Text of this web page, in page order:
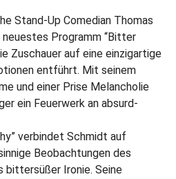
Stand-Up Comedian Thomas
Programm “Bitter
Zuschauer auf eine einzigartige
entführt. Mit seinem
und einer Prise Melancholie
ein Feuerwerk an absurd-
verbindet Schmidt auf
Beobachtungen des
bittersüßer Ironie. Seine